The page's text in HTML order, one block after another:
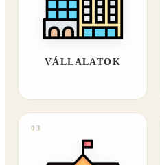
VÁLLALATOK
03